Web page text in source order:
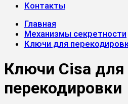
Контакты
Главная
Механизмы секретности
Ключи для
Ключи Cisa для
перекодировки